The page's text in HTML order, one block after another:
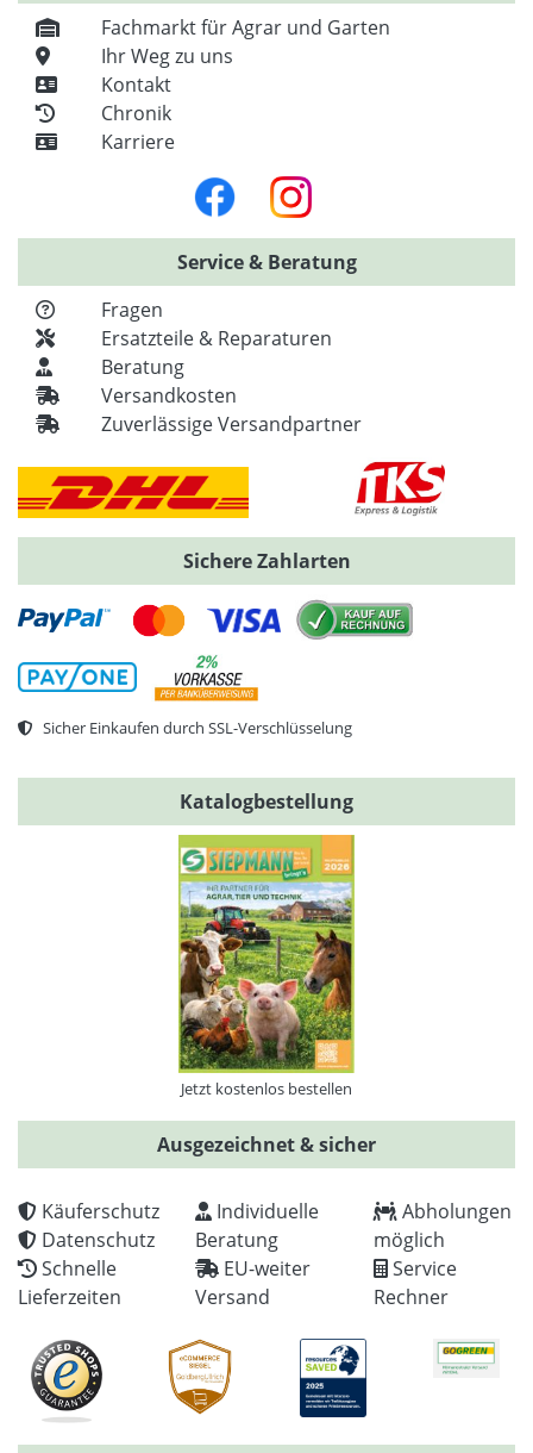
Fachmarkt für Agrar und Garten
Ihr Weg zu uns
Kontakt
Chronik
Karriere
Service & Beratung
Fragen
Ersatzteile & Reparaturen
Beratung
Versandkosten
Zuverlässige Versandpartner
Sichere Zahlarten
Sicher Einkaufen durch SSL-Verschlüsselung
Katalogbestellung
Jetzt kostenlos bestellen
Ausgezeichnet & sicher
Käuferschutz
Datenschutz
Schnelle
Lieferzeiten
Individuelle
Beratung
EU-weiter
Versand
Abholungen
möglich
Service
Rechner